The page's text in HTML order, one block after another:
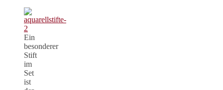
Ein
besonderer
Stift
im
Set
ist